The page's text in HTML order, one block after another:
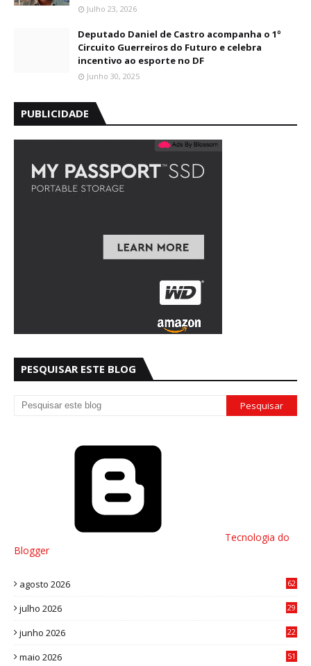
Julho 23, 2026
Deputado Daniel de Castro acompanha o 1º
Circuito Guerreiros do Futuro e celebra
incentivo ao esporte no DF
Junho 30, 2025
PUBLICIDADE
PESQUISAR ESTE BLOG
Tecnologia do
Blogger
agosto 2026 62
julho 2026
29
junho 2026
22
maio 2026
51